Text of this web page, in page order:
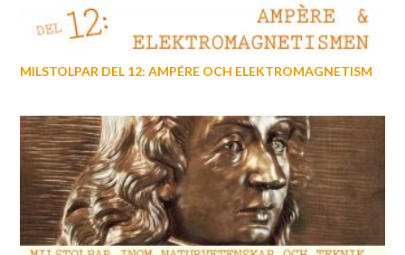
MILSTOLPAR DEL 12: AMPÉRE OCH ELEKTROMAGNETISM